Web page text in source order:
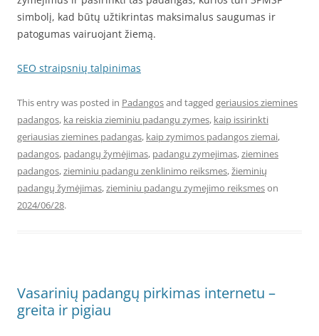
simbolį, kad būtų užtikrintas maksimalus saugumas ir
patogumas vairuojant žiemą.
SEO straipsnių talpinimas
This entry was posted in Padangosand tagged geriausios ziemines
padangos, ka reiskia zieminiu padangu zymes, kaip issirinkti
geriausias ziemines padangas, kaip zymimos padangos ziemai,
padangos, padangų žymėjimas, padangu zymejimas,ziemines
padangos,zieminiu padangu zenklinimo reiksmes,žieminių
padangų žymėjimas,zieminiu padangu zymejimo reiksmeson
2024/06/28.
Vasarinių padangų pirkimas internetu –
greita ir pigiau